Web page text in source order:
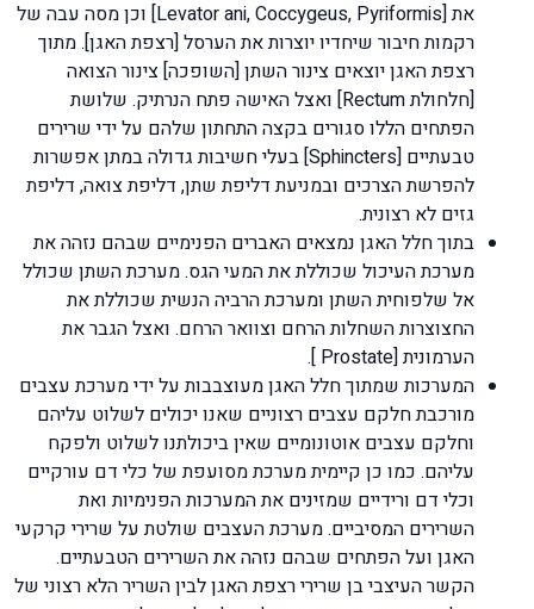
את [Levator ani, Coccygeus, Pyriformis] וכן מסה עבה של
רקמות חיבור שיחדיו יוצרות את הערסל [רצפת האגן]. מתוך
רצפת האגן יוצאים צינור השתן [השופכה] צינור הצואה
[חלחולת Rectum] ואצל האישה פתח הנרתיק. שלושת
הפתחים הללו סגורים בקצה התחתון שלהם על ידי שרירים
טבעתיים [Sphincters] בעלי חשיבות גדולה במתן אפשרות
להפרשת הצרכים ובמניעת דליפת שתן, דליפת צואה, דליפת
גזים לא רצונית.
בתוך חלל האגן נמצאים האברים הפנימיים שבהם נזהה את
מערכת העיכול שכוללת את המעי הגס. מערכת השתן שכולל
אל שלפוחית השתן ומערכת הרביה הנשית שכוללת את
החצוצרות השחלות הרחם וצוואר הרחם. ואצל הגבר את
הערמונית [Prostate ].
המערכות שמתוך חלל האגן מעוצבבות על ידי מערכת עצבים
מורכבת חלקם עצבים רצוניים שאנו יכולים לשלוט עליהם
וחלקם עצבים אוטונומיים שאין ביכולתנו לשלוט ולפקח
עליהם. כמו כן קיימית מערכת מסועפת של כלי דם עורקיים
וכלי דם ורידיים שמזינים את המערכות הפנימיות ואת
השרירים המסיביים. מערכת העצבים שולטת על שרירי קרקעי
האגן ועל הפתחים שבהם נזהה את השרירים הטבעתיים.
הקשר העיצבי בן שרירי רצפת האגן לבין השריר הלא רצוני של